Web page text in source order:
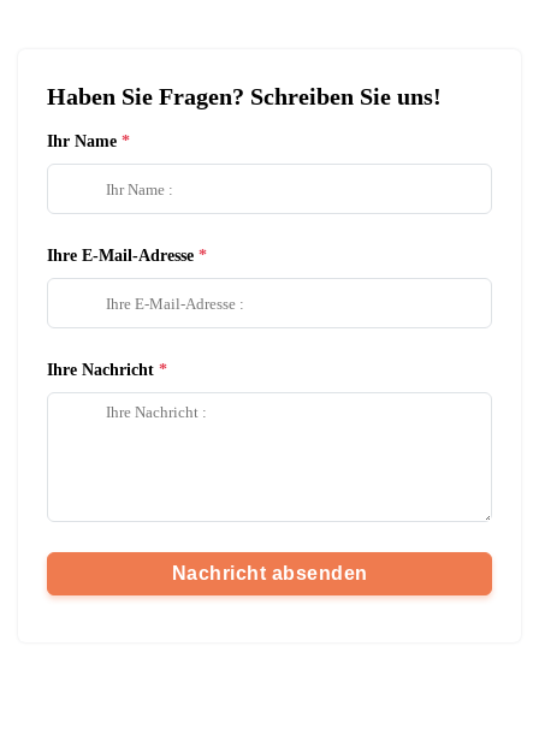
Haben Sie Fragen? Schreiben Sie uns!
Ihr Name
Ihre E-Mail-Adresse
Ihre Nachricht
Nachricht absenden